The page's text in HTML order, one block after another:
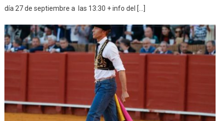
día 27 de septiembre a las 13:30 + info del […]